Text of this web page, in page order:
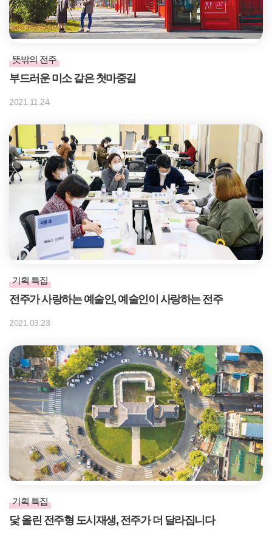
뜻밖의 전주
부드러운 미소 같은 첫마중길
2021.11.24
기획 특집
전주가 사랑하는 예술인, 예술인이 사랑하는 전주
2021.03.23
기획 특집
닻 올린 전주형 도시재생, 전주가 더 달라집니다